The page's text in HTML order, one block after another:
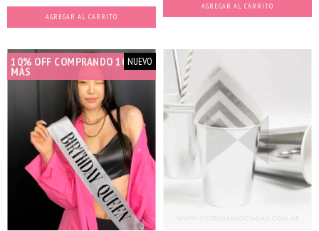
AGREGAR AL CARRITO
AGREGAR AL CARRITO
10% OFF COMPRANDO 10 O
MÁS
NUEVO